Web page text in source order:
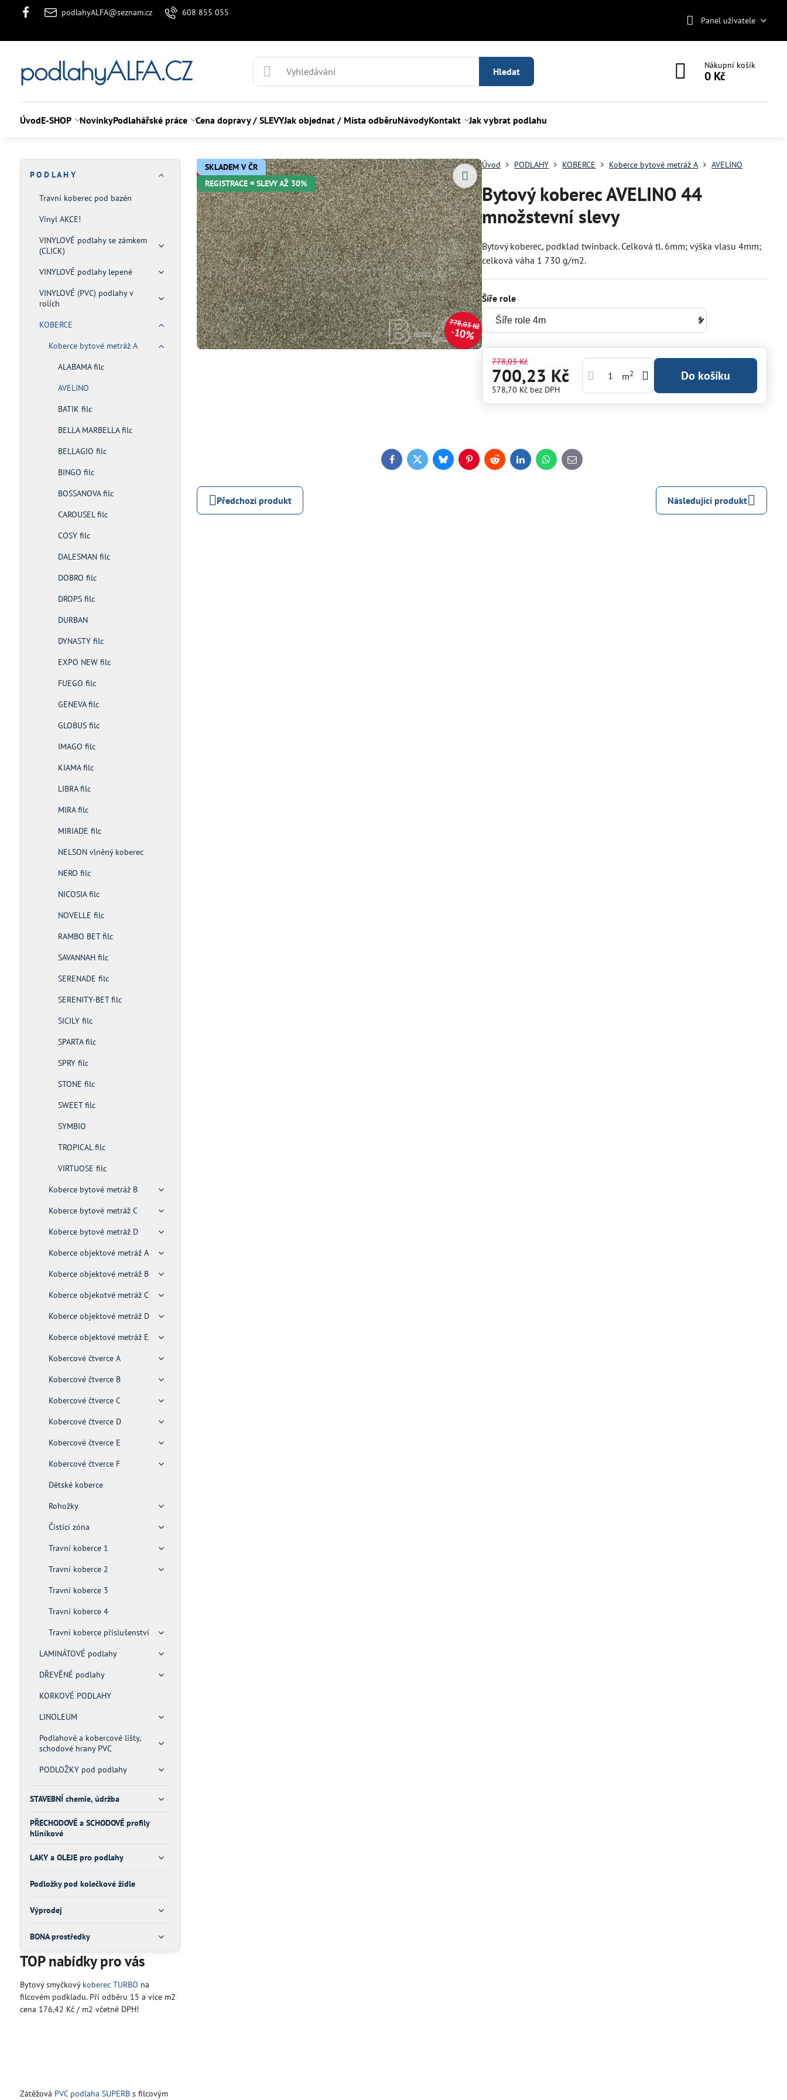
podlahyALFA@seznam.cz 608 855 055
Panel uživatele
podlahyALFA.CZ Hledat
Nákupní košík
0 Kč
ÚvodE-SHOP NovinkyPodlahářské práce Cena dopravy / SLEVYJak objednat / Místa odběruNávodyKontakt Jak vybrat podlahu
SKLADEM V ČR
REGISTRACE = SLEVY AŽ 30%
778,03 Kč
10%
Úvod PODLAHY KOBERCE Koberce bytové metráž A AVELINO
Bytový koberec AVELINO 44
množstevní slevy
Bytový koberec, podklad twinback. Celková tl. 6mm; výška vlasu 4mm;
celková váha 1 730 g/m2.
Šíře role
778,03 Kč
700,23 Kč
578,70 Kč bez DPH
m2 Do košíku
FacebookTwitterBlueskyPinterestRedditLinkedInWhatsApp
E-
mail
Předchozí produkt Následující produkt
P O D L A H Y
Travní koberec pod bazén
Vinyl AKCE!
VINYLOVÉ podlahy se zámkem
(CLICK)
VINYLOVÉ podlahy lepené
VINYLOVÉ (PVC) podlahy v
rolích
KOBERCE
Koberce bytové metráž A
ALABAMA filc
AVELINO
BATIK filc
BELLA MARBELLA filc
BELLAGIO filc
BINGO filc
BOSSANOVA filc
CAROUSEL filc
COSY filc
DALESMAN filc
DOBRO filc
DROPS filc
DURBAN
DYNASTY filc
EXPO NEW filc
FUEGO filc
GENEVA filc
GLOBUS filc
IMAGO filc
KIAMA filc
LIBRA filc
MIRA filc
MIRIADE filc
NELSON vlněný koberec
NERO filc
NICOSIA filc
NOVELLE filc
RAMBO BET filc
SAVANNAH filc
SERENADE filc
SERENITY-BET filc
SICILY filc
SPARTA filc
SPRY filc
STONE filc
SWEET filc
SYMBIO
TROPICAL filc
VIRTUOSE filc
Koberce bytové metráž B
Koberce bytové metráž C
Koberce bytové metráž D
Koberce objektové metráž A
Koberce objektové metráž B
Koberce objekotvé metráž C
Koberce objektové metráž D
Koberce objektové metráž E
Kobercové čtverce A
Kobercové čtverce B
Kobercové čtverce C
Kobercové čtverce D
Kobercové čtverce E
Kobercové čtverce F
Dětské koberce
Rohožky
Čistící zóna
Travní koberce 1
Travní koberce 2
Travní koberce 3
Travní koberce 4
Travní koberce příslušenství
LAMINÁTOVÉ podlahy
DŘEVĚNÉ podlahy
KORKOVÉ PODLAHY
LINOLEUM
Podlahové a kobercové lišty,
schodové hrany PVC
PODLOŽKY pod podlahy
STAVEBNÍ chemie, údržba
PŘECHODOVÉ a SCHODOVÉ profily
hliníkové
LAKY a OLEJE pro podlahy
Podložky pod kolečkové židle
Výprodej
BONA prostředky
TOP nabídky pro vás
Bytový smyčkový koberec TURBO na
filcovém podkladu. Při odběru 15 a více m2
cena 176,42 Kč / m2 včetně DPH!
Zátěžová PVC podlaha SUPERBs filcovým